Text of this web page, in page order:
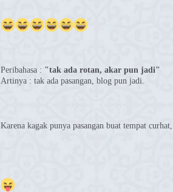
Peribahasa : "tak ada rotan, akar pun jadi"
Artinya : tak ada pasangan, blog pun jadi.
Karena kagak punya pasangan buat tempat